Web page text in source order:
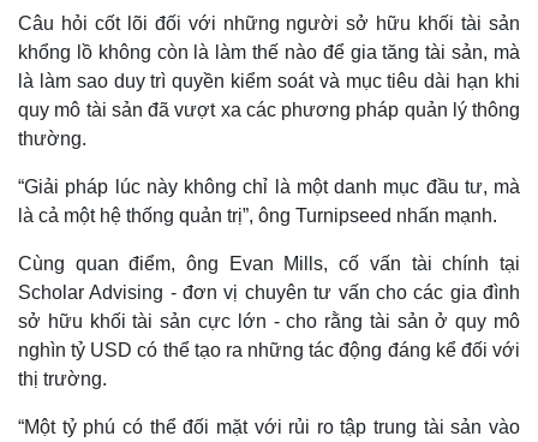
Câu hỏi cốt lõi đối với những người sở hữu khối tài sản
khổng lồ không còn là làm thế nào để gia tăng tài sản, mà
là làm sao duy trì quyền kiểm soát và mục tiêu dài hạn khi
quy mô tài sản đã vượt xa các phương pháp quản lý thông
thường.
“Giải pháp lúc này không chỉ là một danh mục đầu tư, mà
là cả một hệ thống quản trị”, ông Turnipseed nhấn mạnh.
Cùng quan điểm, ông Evan Mills, cố vấn tài chính tại
Scholar Advising - đơn vị chuyên tư vấn cho các gia đình
sở hữu khối tài sản cực lớn - cho rằng tài sản ở quy mô
nghìn tỷ USD có thể tạo ra những tác động đáng kể đối với
thị trường.
“Một tỷ phú có thể đối mặt với rủi ro tập trung tài sản vào